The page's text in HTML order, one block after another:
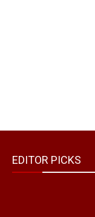
EDITOR PICKS